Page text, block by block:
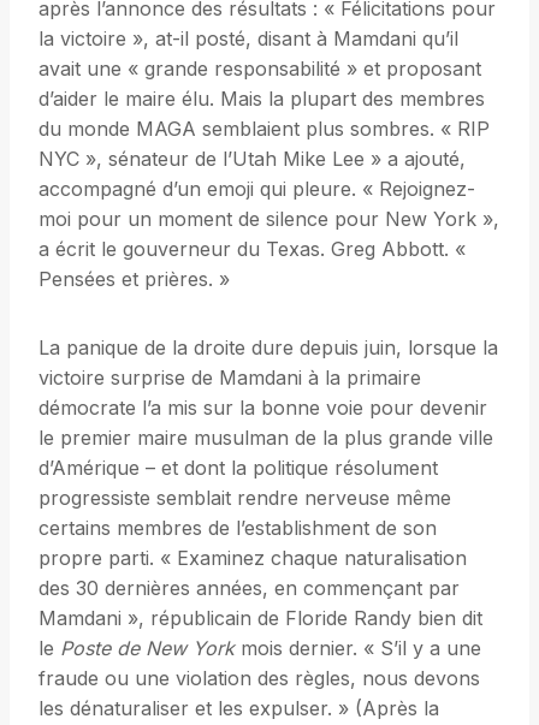
après l’annonce des résultats : « Félicitations pour
la victoire », at-il posté, disant à Mamdani qu’il
avait une « grande responsabilité » et proposant
d’aider le maire élu. Mais la plupart des membres
du monde MAGA semblaient plus sombres. « RIP
NYC », sénateur de l’Utah Mike Lee » a ajouté,
accompagné d’un emoji qui pleure. « Rejoignez-
moi pour un moment de silence pour New York »,
a écrit le gouverneur du Texas. Greg Abbott. «
Pensées et prières. »
La panique de la droite dure depuis juin, lorsque la
victoire surprise de Mamdani à la primaire
démocrate l’a mis sur la bonne voie pour devenir
le premier maire musulman de la plus grande ville
d’Amérique – et dont la politique résolument
progressiste semblait rendre nerveuse même
certains membres de l’establishment de son
propre parti. « Examinez chaque naturalisation
des 30 dernières années, en commençant par
Mamdani », républicain de Floride Randy bien dit
le Poste de New Yorkmois dernier. « S’il y a une
fraude ou une violation des règles, nous devons
les dénaturaliser et les expulser. » (Après la